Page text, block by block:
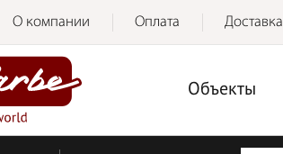
О компании Оплата Доставка
Объекты